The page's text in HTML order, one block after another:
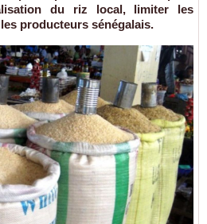
du riz local, limiter les
producteurs sénégalais.